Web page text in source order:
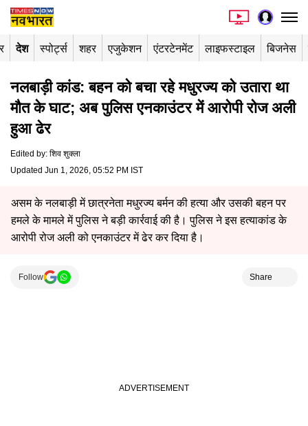
देश स्पोर्ट्स शहर एजुकेशन एंटरटेनमेंट लाइफस्टाइल बिजनेस
नलबाड़ी कांड: बहन को बचा रहे मधुरज्य को उतारा था
मौत के घाट; अब पुलिस एनकाउंटर में आरोपी रोज अली
हुआ ढेर
Edited by: शिव शुक्ला
Updated Jun 1, 2026, 05:52 PM IST
असम के नलबाड़ी में छात्रनेता मधुरज्य बर्मन की हत्या और उसकी बहन पर
हमले के मामले में पुलिस ने बड़ी कार्रवाई की है। पुलिस ने इस हत्याकांड के
आरोपी रोज अली को एनकाउंटर में ढेर कर दिया है।
Follow Share